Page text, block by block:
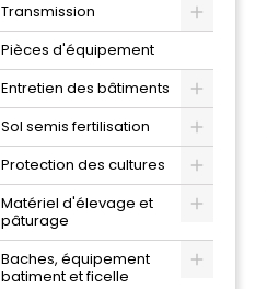
Transmission
Pièces d'équipement
Entretien des bâtiments
Sol semis fertilisation
Protection des cultures
Matériel d'élevage et
pâturage
Baches, équipement
batiment et ficelle